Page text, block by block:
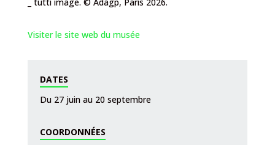
Visiter le site web du musée
DATES
Du 27 juin au 20 septembre
COORDONNÉES